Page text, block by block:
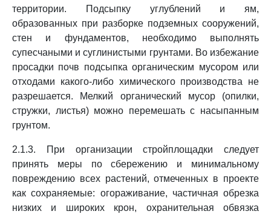
территории. Подсыпку углублений и ям,
образованных при разборке подземных сооружений,
стен и фундаментов, необходимо выполнять
супесчаными и суглинистыми грунтами. Во избежание
просадки почв подсыпка органическим мусором или
отходами какого-либо химического производства не
разрешается. Мелкий органический мусор (опилки,
стружки, листья) можно перемешать с насыпанным
грунтом.
2.1.3. При организации стройплощадки следует
принять меры по сбережению и минимальному
повреждению всех растений, отмеченных в проекте
как сохраняемые: огораживание, частичная обрезка
низких и широких крон, охранительная обвязка